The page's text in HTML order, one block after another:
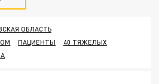
ОБЛАСТЬ
ПАЦИЕНТЫ
40 ТЯЖЕЛЫХ